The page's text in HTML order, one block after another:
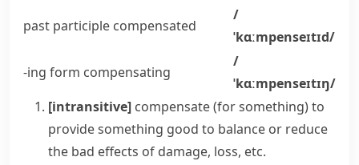
past participle compensated
/
ˈkɑːmpenseɪtɪd/
-ing form compensating
/
ˈkɑːmpenseɪtɪŋ/
[intransitive] compensate (for something)to
provide something good to balance or reduce
the bad effects of damage, loss, etc.